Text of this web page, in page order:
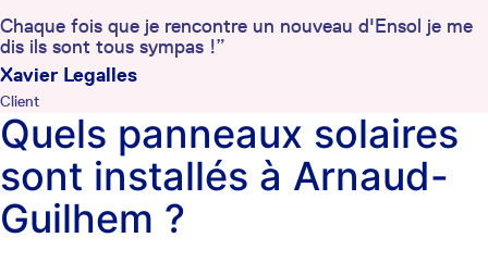
Chaque fois que je rencontre un nouveau d'Ensol je me
dis ils sont tous sympas !”
Xavier Legalles
Client
Quels panneaux solaires
sont installés à Arnaud-
Guilhem ?